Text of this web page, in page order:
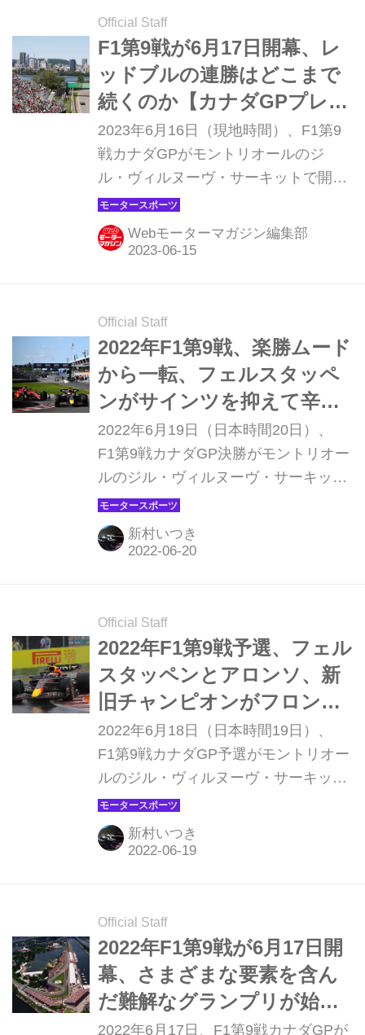
Official Staff
F1第9戦が6月17日開幕、レ
ッドブルの連勝はどこまで
続くのか【カナダGPプレビ
ュー】
2023年6月16日（現地時間）、F1第9
戦カナダGPがモントリオールのジ
ル・ヴィルヌーヴ・サーキットで開幕
する。今シーズンここまで負けなしの
7連勝と圧倒的な速さを見せるレッド
ブルがここでも圧勝してしまうのか。
ーキ性能、タイヤ温度、天候、戦略、
予選順位の重要性、オーバーテイク、
セーフティカーなど、さまざまな要素
を含んだ難しいコースと言われるが、
今年はどんなレースとなるのだろう
か。
Webモーターマガジン編集部
Official Staff
2022年F1第9戦、楽勝ムード
から一転、フェルスタッペ
ンがサインツを抑えて辛
勝、今季6勝目【カナダ
GP】
2022年6月19日（日本時間20日）、
F1第9戦カナダGP決勝がモントリオー
ルのジル・ヴィルヌーヴ・サーキット
で行われ、マックス・フェルスタッペ
ン（レッドブル）がカルロス・サイン
ツ（フェラーリ）の猛攻を抑えて優勝
ットエレメント交換のペナルティで19
番グリッドからスタートしたシャル
ル・ルクレール（フェラーリ）は、5
位入賞が精一杯だった。
新村いつき
Official Staff
2022年F1第9戦予選、フェル
スタッペンとアロンソ、新
旧チャンピオンがフロント
ロウ。ルクレールは後方か
らのスタートに【カナダ
GP】
2022年6月18日（日本時間19日）、
F1第9戦カナダGP予選がモントリオー
ルのジル・ヴィルヌーヴ・サーキット
で行われ、マックス・フェルスタッペ
ン（レッドブル）が2番手に大差をつ
けてポールポジションを獲得した。2
ツ（フェラーリ）。パワーユニット交
換によるペナルティで後方スタートが
決まっているシャルル・ルクレール
（フェラーリ）はQ2をキャンセルして
15番手、角田裕毅（アルファタウリ・
新村いつき
Official Staff
2022年F1第9戦が6月17日開
幕、さまざまな要素を含ん
だ難解なグランプリが始ま
る【カナダGP】
2022年6月17日、F1第9戦カナダGPが